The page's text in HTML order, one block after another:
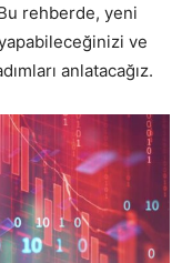
rehberde, yeni
ve
anlatacağız.